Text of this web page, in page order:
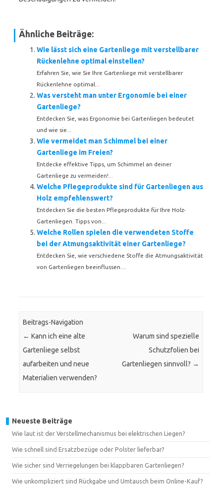
Ähnliche Beiträge:
Wie lässt sich eine Gartenliege mit verstellbarer
Rückenlehne optimal einstellen?
Erfahren Sie, wie Sie Ihre Gartenliege mit verstellbarer
Rückenlehne optimal...
Was versteht man unter Ergonomie bei einer
Gartenliege?
Entdecken Sie, was Ergonomie bei Gartenliegen bedeutet
und wie sie...
Wie vermeidet man Schimmel bei einer
Gartenliege im Freien?
Entdecke effektive Tipps, um Schimmel an deiner
Gartenliege zu vermeiden!...
Welche Pflegeprodukte sind für Gartenliegen aus
Holz empfehlenswert?
Entdecken Sie die besten Pflegeprodukte für Ihre Holz-
Gartenliegen. Tipps von...
Welche Rollen spielen die verwendeten Stoffe
bei der Atmungsaktivität einer Gartenliege?
Entdecken Sie, wie verschiedene Stoffe die Atmungsaktivität
von Gartenliegen beeinflussen....
Beitrags-Navigation
← Kann ich eine alte
Gartenliege selbst
aufarbeiten und neue
Materialien verwenden?
Warum sind spezielle
Schutzfolien bei
Gartenliegen sinnvoll? →
Neueste Beiträge
Wie laut ist der Verstellmechanismus bei elektrischen Liegen?
Wie schnell sind Ersatzbezüge oder Polster lieferbar?
Wie sicher sind Verriegelungen bei klappbaren Gartenliegen?
Wie unkompliziert sind Rückgabe und Umtausch beim Online-Kauf?